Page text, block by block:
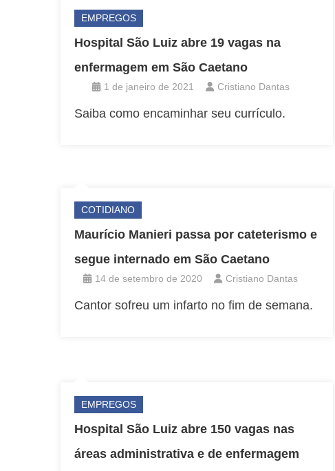
EMPREGOS
Hospital São Luiz abre 19 vagas na
enfermagem em São Caetano
1 de janeiro de 2021 Cristiano Dantas
Saiba como encaminhar seu currículo.
COTIDIANO
Maurício Manieri passa por cateterismo e
segue internado em São Caetano
14 de setembro de 2020 Cristiano Dantas
Cantor sofreu um infarto no fim de semana.
EMPREGOS
Hospital São Luiz abre 150 vagas nas
áreas administrativa e de enfermagem